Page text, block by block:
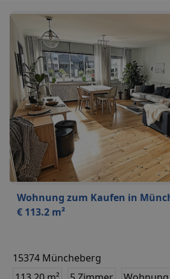
Wohnung zum Kaufen in
€ 113.2 m²
15374 Müncheberg